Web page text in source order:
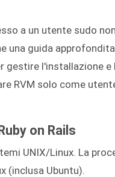
a un utente sudo
una guida
gestire l'installazione
RVM solo come
on Rails
UNIX/Linux. La
(inclusa Ubuntu).